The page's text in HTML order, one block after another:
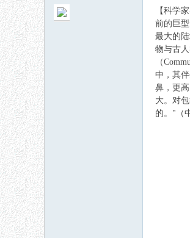
【科学
前的巨
最大的
物与古
（
中，其
鼻，更
大。对
的。"（